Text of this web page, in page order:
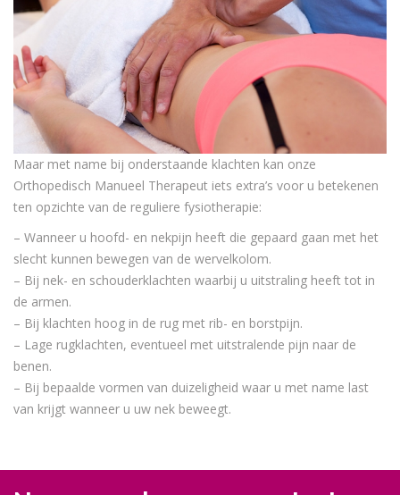
Maar met name bij onderstaande klachten kan onze
Orthopedisch Manueel Therapeut iets extra’s voor u betekenen
ten opzichte van de reguliere fysiotherapie:
– Wanneer u hoofd- en nekpijn heeft die gepaard gaan met het
slecht kunnen bewegen van de wervelkolom.
– Bij nek- en schouderklachten waarbij u uitstraling heeft tot in
de armen.
– Bij klachten hoog in de rug met rib- en borstpijn.
– Lage rugklachten, eventueel met uitstralende pijn naar de
benen.
– Bij bepaalde vormen van duizeligheid waar u met name last
van krijgt wanneer u uw nek beweegt.